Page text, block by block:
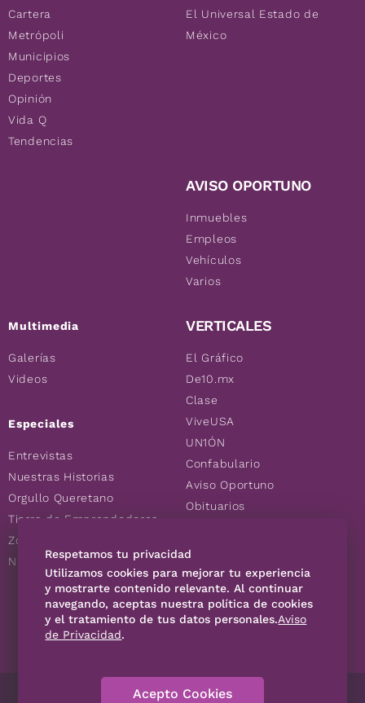
Cartera
Metrópoli
Municipios
Deportes
Opinión
Vida Q
Tendencias
Multimedia
Galerías
Videos
Especiales
Entrevistas
Nuestras Historias
Orgullo Queretano
Tierra de Emprendedores
Zoociales
Nuevos Queretanos
El Universal Estado de
México
AVISO OPORTUNO
Inmuebles
Empleos
Vehículos
Varios
VERTICALES
El Gráfico
De10.mx
Clase
ViveUSA
UN1ÓN
Confabulario
Aviso Oportuno
Obituarios
Consultas
SÍGUENOS
Contáctanos Código de Ética
Respetamos tu privacidad
Utilizamos cookies para mejorar tu experiencia
y mostrarte contenido relevante. Al continuar
navegando, aceptas nuestra política de cookies
y el tratamiento de tus datos personales.Aviso
de Privacidad.
Acepto Cookies